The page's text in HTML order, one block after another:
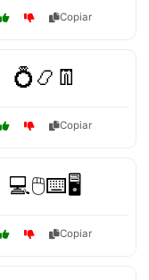
Copiar
💍📿👖
Copiar
💻🖱️⌨️🖥️
Copiar